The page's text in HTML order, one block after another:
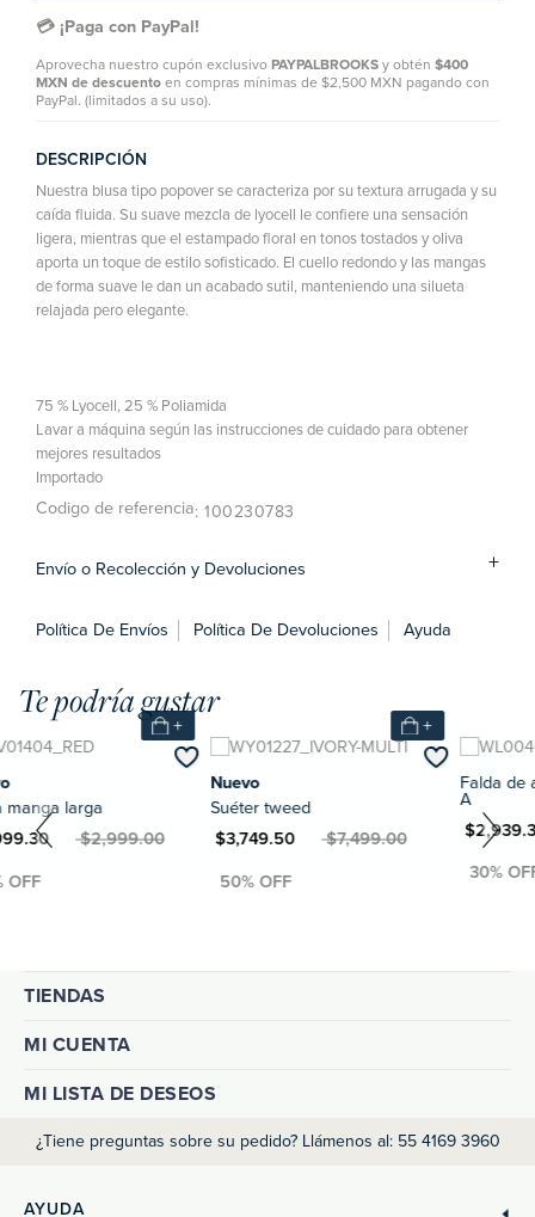
💳 ¡Paga con PayPal!
Aprovecha nuestro cupón exclusivo PAYPALBROOKS y obtén $400
MXN de descuento en compras mínimas de $2,500 MXN pagando con
PayPal. (limitados a su uso).
DESCRIPCIÓN
Nuestra blusa tipo popover se caracteriza por su textura arrugada y su
caída fluida. Su suave mezcla de lyocell le confiere una sensación
ligera, mientras que el estampado floral en tonos tostados y oliva
aporta un toque de estilo sofisticado. El cuello redondo y las mangas
de forma suave le dan un acabado sutil, manteniendo una silueta
relajada pero elegante.
75 % Lyocell, 25 % Poliamida
Lavar a máquina según las instrucciones de cuidado para obtener
mejores resultados
Importado
Codigo de referencia: 100230783
Envío o Recolección y Devoluciones
Política De Envíos Política De Devoluciones Ayuda
Te podría gustar
larga
$2,999.00
Suéter tweed
MXN $3,749.50MXN $7,499.00
Falda de
MXN $2,939.30MXN
TIENDAS
MI CUENTA
MI LISTA DE DESEOS
¿Tiene preguntas sobre su pedido? Llámenos al: 55 4169 3960
AYUDA